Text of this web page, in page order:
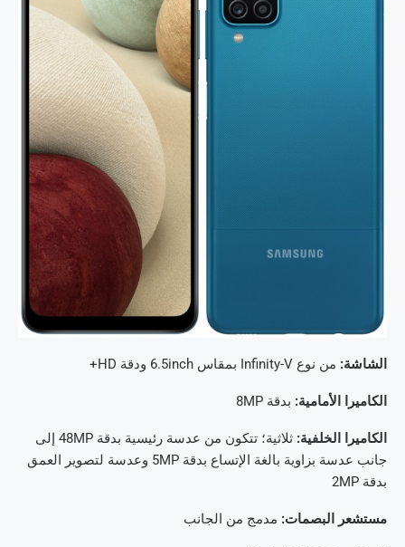
الشاشة: من نوع Infinity-V بمقاس 6.5inch ودقة HD+
الكاميرا الأمامية: بدقة 8MP
الكاميرا الخلفية:
ثلاثية؛ تتكون من عدسة رئيسية بدقة 48MP إلى
جانب عدسة بزاوية بالغة الإتساع بدقة 5MP وعدسة لتصوير العمق
بدقة 2MP
مستشعر البصمات: مدمج من الجانب